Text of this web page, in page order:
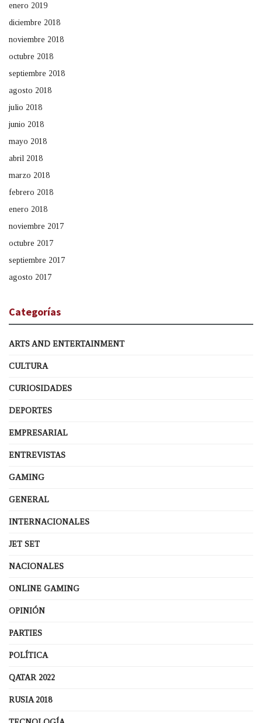
enero 2019
diciembre 2018
noviembre 2018
octubre 2018
septiembre 2018
agosto 2018
julio 2018
junio 2018
mayo 2018
abril 2018
marzo 2018
febrero 2018
enero 2018
noviembre 2017
octubre 2017
septiembre 2017
agosto 2017
Categorías
ARTS AND ENTERTAINMENT
CULTURA
CURIOSIDADES
DEPORTES
EMPRESARIAL
ENTREVISTAS
GAMING
GENERAL
INTERNACIONALES
JET SET
NACIONALES
ONLINE GAMING
OPINIÓN
PARTIES
POLÍTICA
QATAR 2022
RUSIA 2018